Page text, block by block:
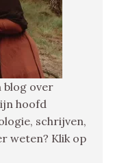
blog over
hoofd
schrijven,
weten? Klik op